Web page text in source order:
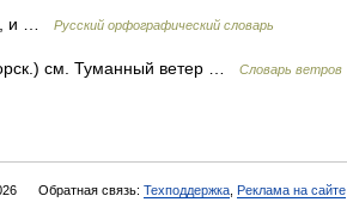
и … Русский орфографический словарь
см. Туманный ветер … Словарь ветров
Обратная связь: Техподдержка Реклама на сайте